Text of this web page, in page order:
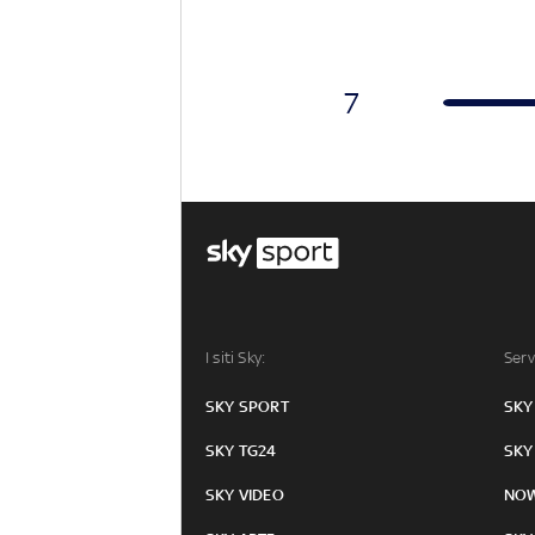
7
I siti Sky:
SKY SPORT
SKY TG24
SKY VIDEO